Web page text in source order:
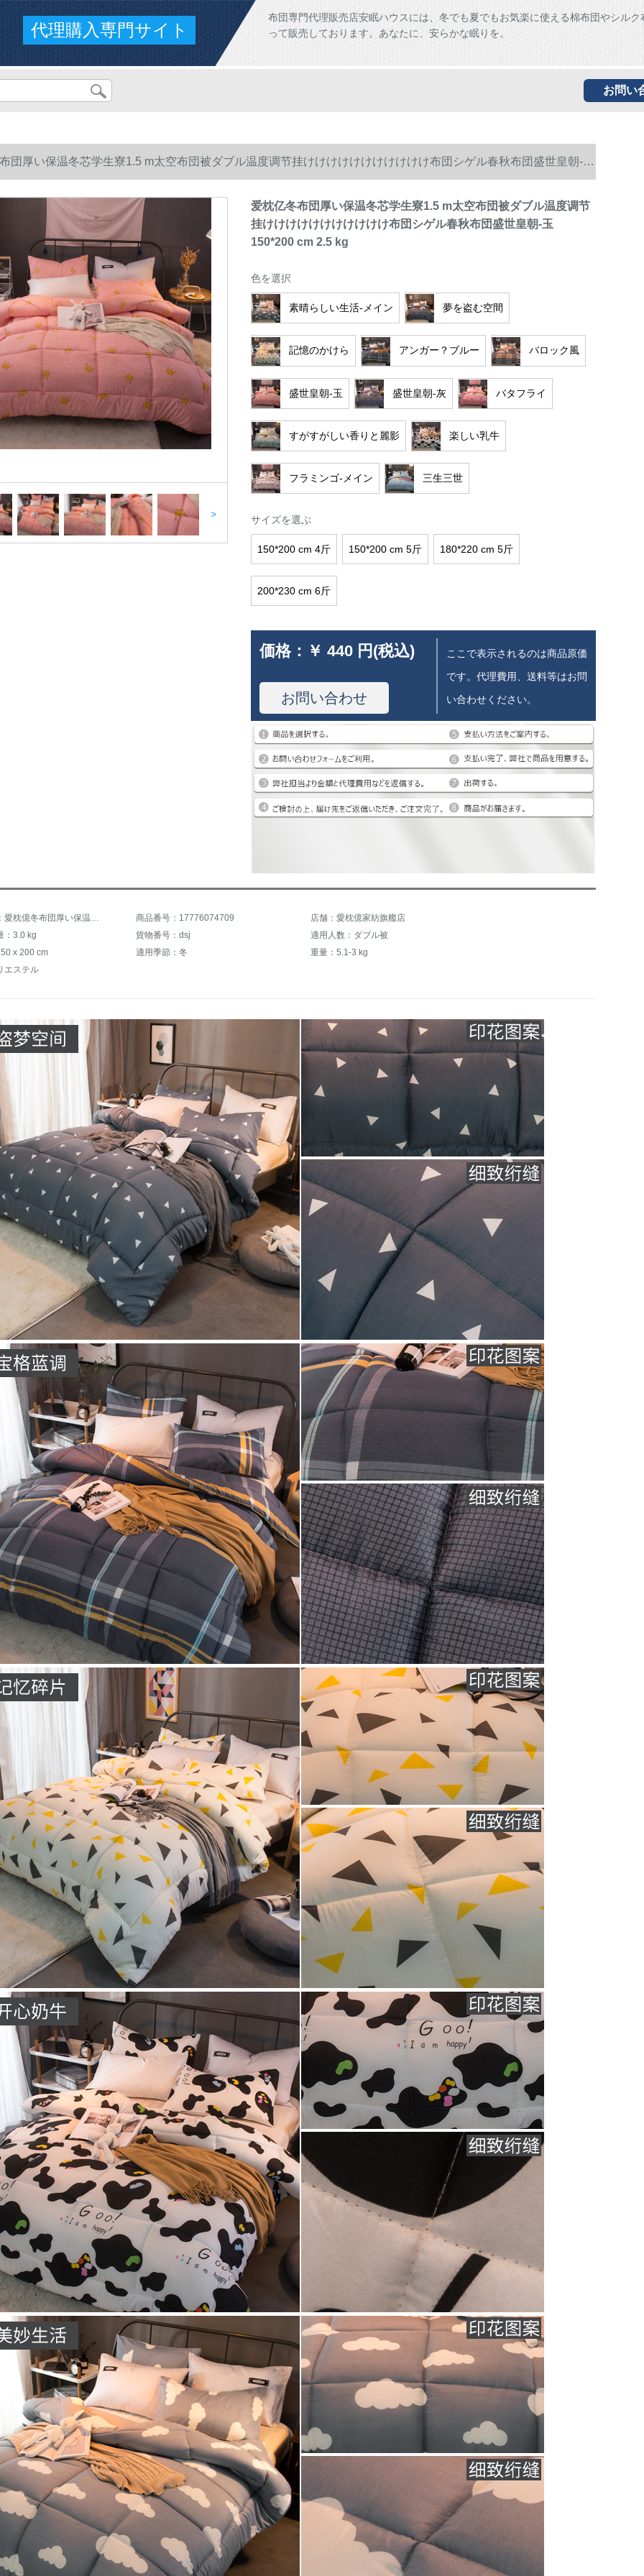
代理購入専門サイト
布団専門代理販売店安眠ハウスには、冬でも夏でもお気楽に使える棉布団やシルク
って販売しております。あなたに、安らかな眠りを。
お問い
団厚い保温冬芯学生寮1.5 m太空布団被ダブル温度调节挂けけけけけけけけけけけ布団シゲル春秋布団盛世皇朝-玉
2.5 kg
>
爱枕亿冬布団厚い保温冬芯学生寮1.5 m太空布団被ダブル温度调节
挂けけけけけけけけけけけ布団シゲル春秋布団盛世皇朝-玉
150*200 cm 2.5 kg
色を選択
素晴らしい生活-メイン 夢を盗む空間
記憶のかけら アンガー？ブルー バロック風
盛世皇朝-玉 盛世皇朝-灰 バタフライ
すがすがしい香りと麗影 楽しい乳牛
フラミンゴ-メイン 三生三世
サイズを選ぶ
150*200 cm 4斤 150*200 cm 5斤 180*220 cm 5斤
200*230 cm 6斤
価格： ￥ 440 円(税込)
お問い合わせ
ここで表示されるのは商品原価
です。代理費用、送料等はお問
い合わせください。
商品名称：愛枕億冬布団厚い保温冬芯学生寮1.5 m太空綿被ダブル温度調節掛け布団シン春秋布団盛世皇朝-玉150*200 cm 2.5 kg 商品番号：17776074709
店舗：愛枕億家紡旗艦店
：3.0 kg
貨物番号：dsj
適用人数：ダブル被
x 200 cm
適用季節：冬
重量：5.1-3 kg
エステル